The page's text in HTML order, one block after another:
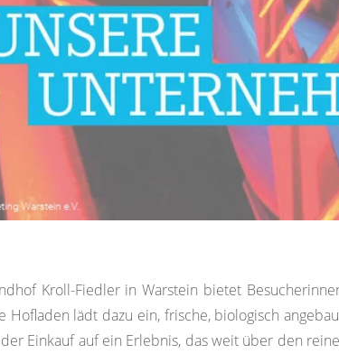
Kroll-Fiedler in Warstein bietet
Hofladen lädt dazu ein, frische, biologisch
Einkauf auf ein Erlebnis, das weit über den